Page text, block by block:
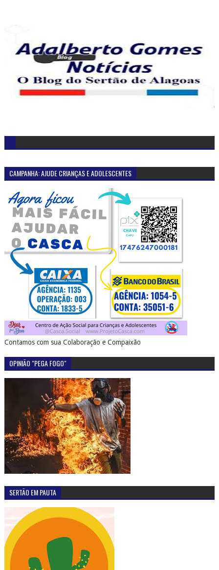
CAMPANHA: AJUDE CRIANÇAS E ADOLESCENTES
Contamos com sua Colaboração e Compaixão
OPINIÃO "PEGA FOGO"
SERTÃO EM PAUTA